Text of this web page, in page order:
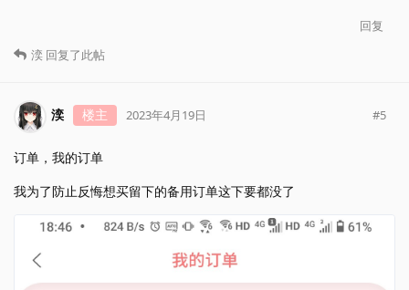
回复
湙 回复了此帖
湙 楼主 2023年4月19日 #5
订单，我的订单
我为了防止反悔想买留下的备用订单这下要都没了